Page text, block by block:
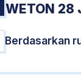
WETON 28
Berdasarkan